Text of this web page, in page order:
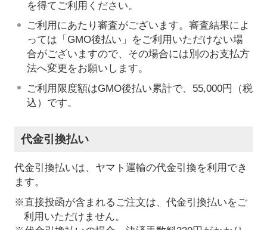
を得てご利用ください。
ご利用にあたり審査がございます。審査結果によ
っては「GMO後払い」をご利用いただけない場
合がございますので、その場合には別のお支払方
法へ変更をお願いします。
ご利用限度額はGMO後払い累計で、55,000円（税
込）です。
代金引換払い
代金引換払いは、ヤマト運輸の代金引換を利用でき
ます。
※直接投函が含まれるご注文は、代金引換払いをご
利用いただけません。